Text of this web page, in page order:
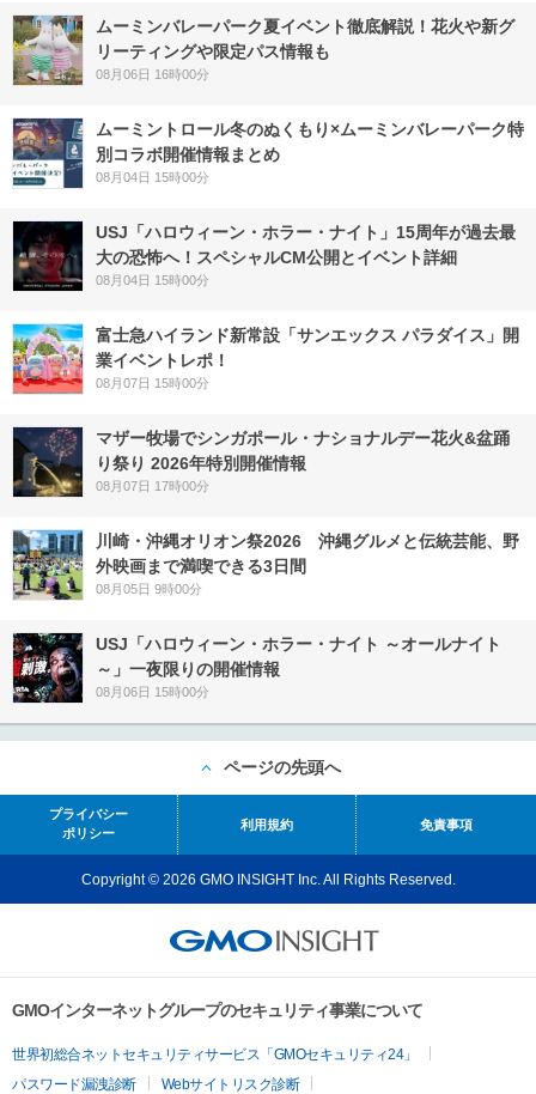
ムーミンバレーパーク夏イベント徹底解説！花火や新グ
リーティングや限定パス情報も
08月06日 16時00分
ムーミントロール冬のぬくもり×ムーミンバレーパーク特
別コラボ開催情報まとめ
08月04日 15時00分
USJ「ハロウィーン・ホラー・ナイト」15周年が過去最
大の恐怖へ！スペシャルCM公開とイベント詳細
08月04日 15時00分
富士急ハイランド新常設「サンエックス パラダイス」開
業イベントレポ！
08月07日 15時00分
マザー牧場でシンガポール・ナショナルデー花火&盆踊
り祭り 2026年特別開催情報
08月07日 17時00分
川崎・沖縄オリオン祭2026 沖縄グルメと伝統芸能、野
外映画まで満喫できる3日間
08月05日 9時00分
USJ「ハロウィーン・ホラー・ナイト ～オールナイト
～」一夜限りの開催情報
08月06日 15時00分
ページの先頭へ
プライバシー
ポリシー
利用規約 免責事項
Copyright © 2026 GMO INSIGHT Inc. All Rights Reserved.
GMOインターネットグループのセキュリティ事業について
世界初総合ネットセキュリティサービス「GMOセキュリティ24」
パスワード漏洩診断
Webサイトリスク診断